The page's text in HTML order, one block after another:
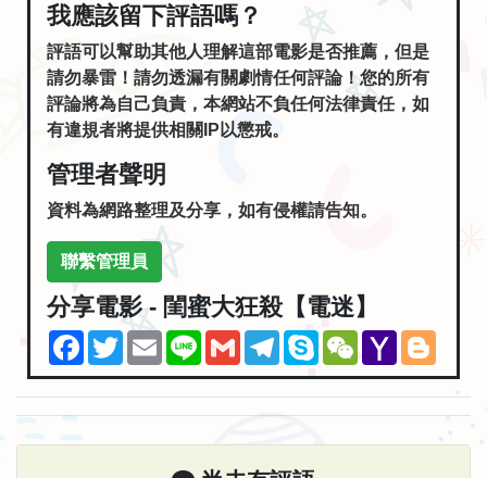
我應該留下評語嗎？
評語可以幫助其他人理解這部電影是否推薦，但是
請勿暴雷！請勿透漏有關劇情任何評論！您的所有
評論將為自己負責，本網站不負任何法律責任，如
有違規者將提供相關IP以懲戒。
管理者聲明
資料為網路整理及分享，如有侵權請告知。
聯繫管理員
分享電影 - 閨蜜大狂殺【電迷】
Facebook
TwitterEmailLine GmailTelegramSkypeWeChatYahoo
Mail